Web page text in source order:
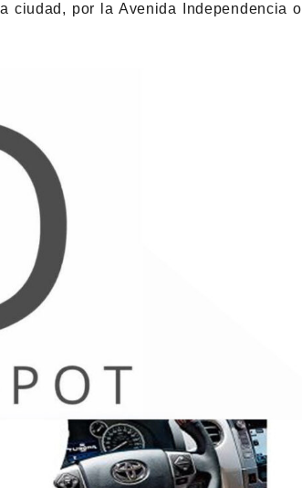
ciudad, por la Avenida Independencia o